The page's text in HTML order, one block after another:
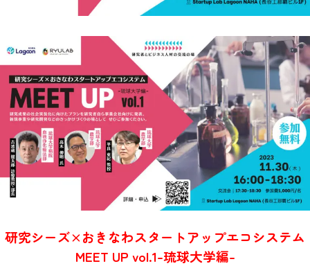
研究シーズ×おきなわスタートアップエコシステム
MEET UP vol.1-琉球大学編-